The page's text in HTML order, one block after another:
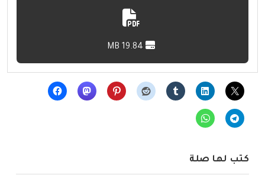
كتب لها صلة